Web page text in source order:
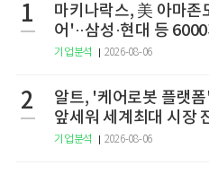
1
마키나락스, 美 아마존
어'··삼성·현대 등
기업분석 2026-08-06
2
알트, '케어로봇 플랫
앞세워 세계최대 시장
기업분석 2026-08-06